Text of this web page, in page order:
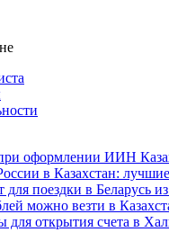
оформлении ИИН
в Казахстан:
поездки в Беларусь
можно везти в
открытия счета в